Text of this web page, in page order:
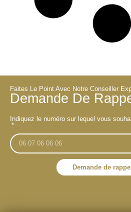
Faites Le Point Avec Notre Conseiller
Demande De
Indiquez le numéro sur lequel vous
Demande de rappel